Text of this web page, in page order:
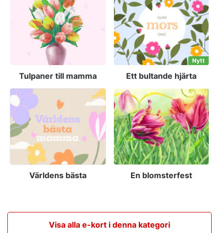
Tulpaner till mamma
Nytt
Ett bultande hjärta
Världens bästa En blomsterfest
Visa alla e-kort i denna kategori